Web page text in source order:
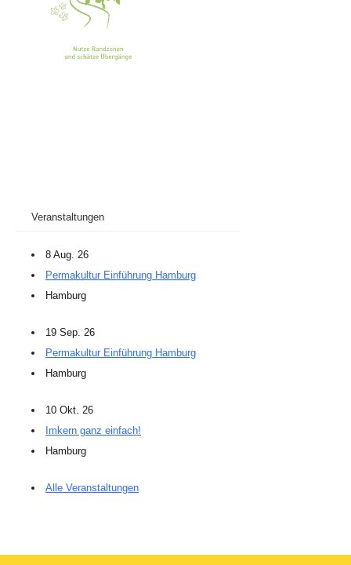
Veranstaltungen
8 Aug. 26
Permakultur Einführung Hamburg
Hamburg
19 Sep. 26
Permakultur Einführung Hamburg
Hamburg
10 Okt. 26
Imkern ganz einfach!
Hamburg
Alle Veranstaltungen